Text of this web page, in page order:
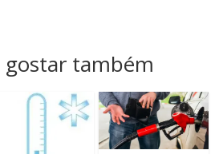
gostar também